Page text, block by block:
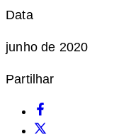
Data
junho de 2020
Partilhar